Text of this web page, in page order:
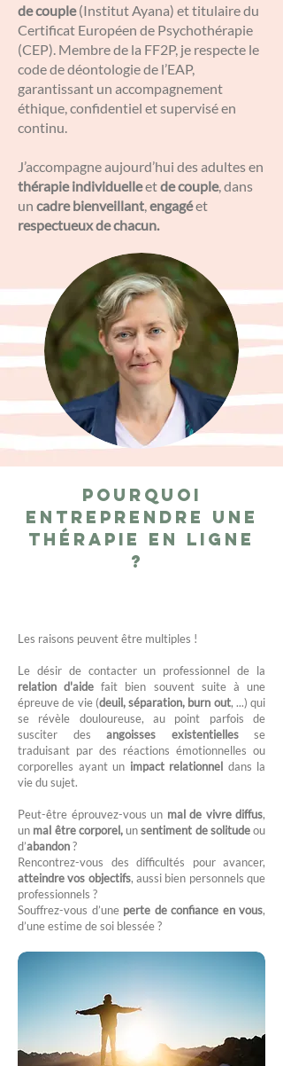
de couple(Institut Ayana) et titulaire du
Certificat Européen de Psychothérapie
(CEP). Membre de la FF2P, je respecte le
code de déontologie de l’EAP,
garantissant un accompagnement
éthique, confidentiel et supervisé en
continu.
J’accompagne aujourd’hui des adultes en
thérapie individuelleetde couple, dans
un cadre bienveillant,engagéet
respectueux de chacun.
Pourquoi
entreprendre une
thérapie en ligne
?
Les raisons peuvent être multiples !
Le désir de contacter un professionnel de la
relation d'aide fait bien souvent suite à une
épreuve de vie (deuil, séparation, burn out, ...) qui
se révèle douloureuse, au point parfois de
susciter des angoisses existentiellesse
traduisant par des réactions émotionnelles ou
corporelles ayant un impact relationnel dans la
vie du sujet.
Peut-être éprouvez-vous un mal de vivre diffus,
un mal être corporel,unsentiment de solitudeou
d’abandon?
Rencontrez-vous des difficultés pour avancer,
atteindre vos objectifs, aussi bien personnels que
professionnels ?
Souffrez-vous d’une perte de confiance en vous,
d’une estime de soi blessée ?​​